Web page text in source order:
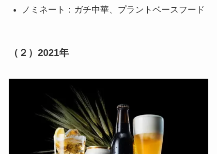
ノミネート：ガチ中華、プラントベースフード
（２） 2021年